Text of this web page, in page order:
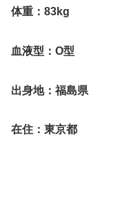
体重：83kg
血液型：O型
出身地：福島県
在住：東京都